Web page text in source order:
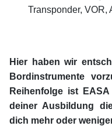
Transponder, VOR,
Hier haben wir
Bordinstrumente
Reihenfolge ist
deiner Ausbildung
dich mehr oder